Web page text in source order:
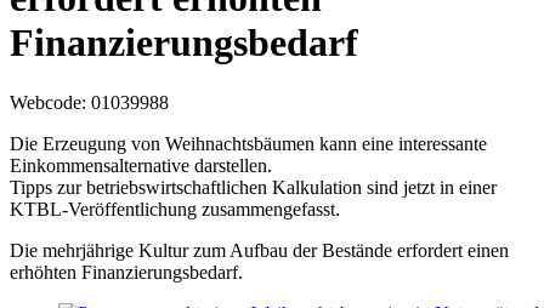
Finanzierungsbedarf
Webcode: 01039988
Die Erzeugung von Weihnachtsbäumen kann eine interessante
Einkommensalternative darstellen.
Tipps zur betriebswirtschaftlichen Kalkulation sind jetzt in einer
KTBL-Veröffentlichung zusammengefasst.
Die mehrjährige Kultur zum Aufbau der Bestände erfordert einen
erhöhten Finanzierungsbedarf.